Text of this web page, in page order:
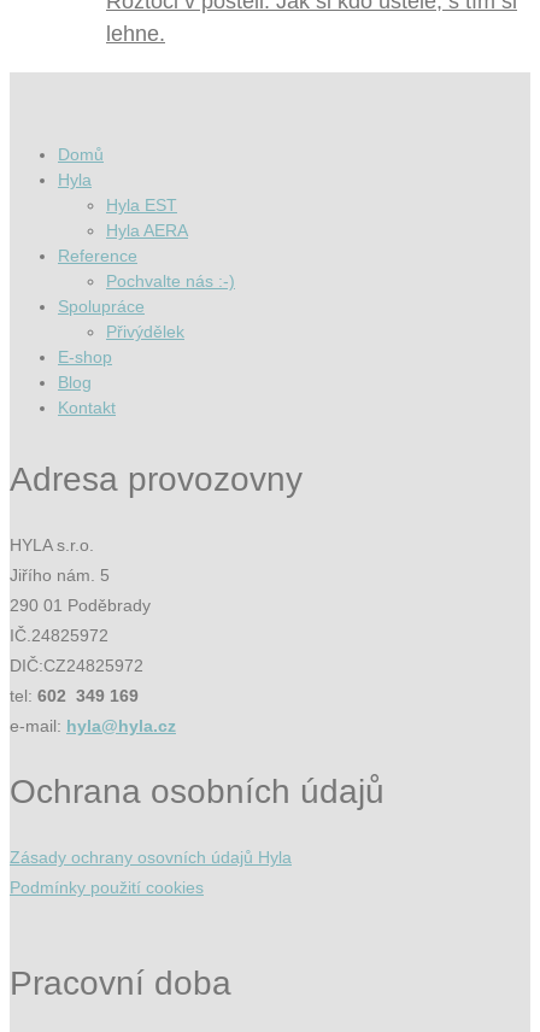
lehne.
Domů
Hyla
Hyla EST
Hyla AERA
Reference
Pochvalte nás :-)
Spolupráce
Přivýdělek
E-shop
Blog
Kontakt
Adresa provozovny
HYLA s.r.o.
Jiřího nám. 5
290 01 Poděbrady
IČ.24825972
DIČ:CZ24825972
tel: 602 349 169
e-mail: hyla@hyla.cz
Ochrana osobních údajů
Zásady ochrany osovních údajů Hyla
Podmínky použití cookies
Pracovní doba